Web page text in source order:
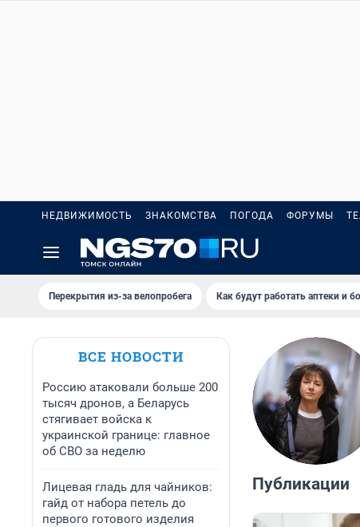
НЕДВИЖИМОСТЬ ЗНАКОМСТВА ПОГОДА ФОРУМЫ
Перекрытия из-за велопробега Как будут работать аптеки и
ВСЕ НОВОСТИ
Россию атаковали больше 200
тысяч дронов, а Беларусь
стягивает войска к
украинской границе: главное
об СВО за неделю
Лицевая гладь для чайников:
гайд от набора петель до
первого готового изделия
Публикации